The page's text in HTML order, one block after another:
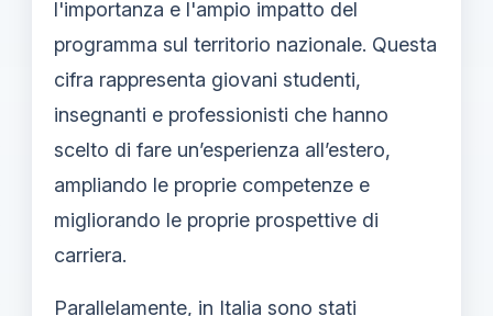
l'importanza e l'ampio impatto del
programma sul territorio nazionale. Questa
cifra rappresenta giovani studenti,
insegnanti e professionisti che hanno
scelto di fare un’esperienza all’estero,
ampliando le proprie competenze e
migliorando le proprie prospettive di
carriera.
Parallelamente, in Italia sono stati